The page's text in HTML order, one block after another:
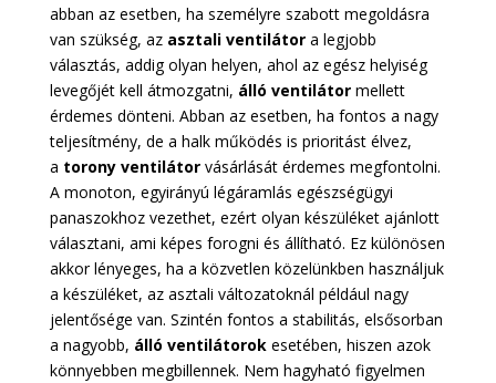
abban az esetben, ha személyre szabott megoldásra
van szükség, az asztali ventilátora legjobb
választás, addig olyan helyen, ahol az egész helyiség
levegőjét kell átmozgatni, álló ventilátormellett
érdemes dönteni. Abban az esetben, ha fontos a nagy
teljesítmény, de a halk működés is prioritást élvez,
a torony ventilátorvásárlását érdemes megfontolni.
A monoton, egyirányú légáramlás egészségügyi
panaszokhoz vezethet, ezért olyan készüléket ajánlott
választani, ami képes forogni és állítható. Ez különösen
akkor lényeges, ha a közvetlen közelünkben használjuk
a készüléket, az asztali változatoknál például nagy
jelentősége van. Szintén fontos a stabilitás, elsősorban
a nagyobb, álló ventilátorokesetében, hiszen azok
könnyebben megbillennek. Nem hagyható figyelmen